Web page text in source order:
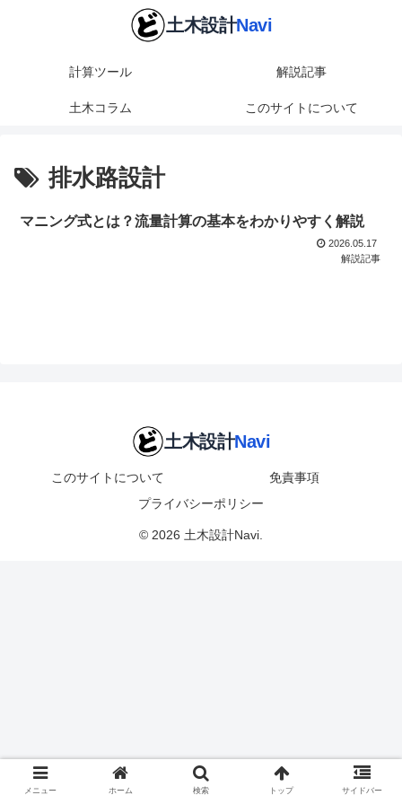
計算ツール 解説記事
土木コラム このサイトについて
排水路設計
マニング式とは？流量計算の基本をわかりやすく解説
2026.05.17
解説記事
このサイトについて
免責事項
プライバシーポリシー
© 2026 土木設計Navi.
メニュー ホーム 検索 トップ サイドバー